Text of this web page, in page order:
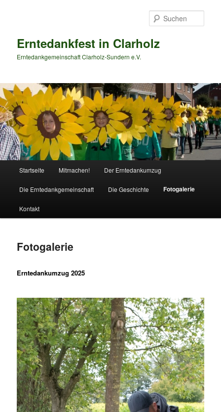
Erntedankfest in Clarholz
Erntedankgemeinschaft Clarholz-Sundern e.V.
Startseite Mitmachen! Der Erntedankumzug
Die Erntedankgemeinschaft Die Geschichte Fotogalerie
Kontakt
Fotogalerie
Erntedankumzug 2025